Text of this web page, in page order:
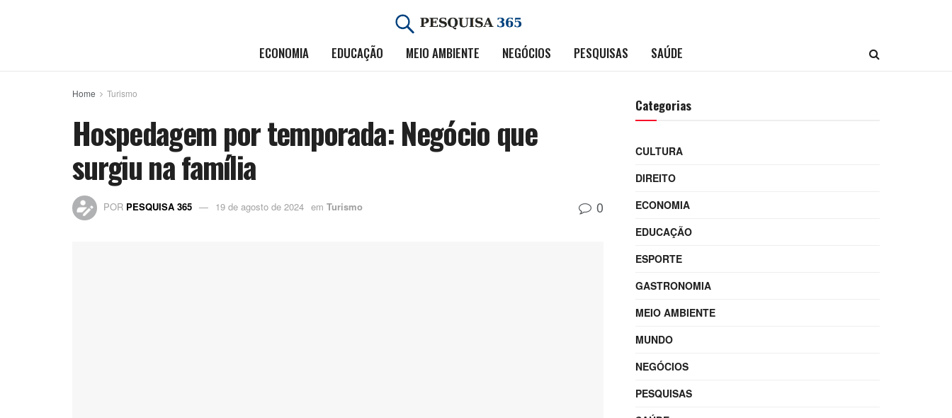
ECONOMIA EDUCAÇÃO MEIO AMBIENTE NEGÓCIOS PESQUISAS SAÚDE
Home Turismo
Hospedagem por temporada: Negócio que
surgiu na família
POR PESQUISA 365 19 de agosto de 2024 em Turismo 0
Categorias
CULTURA
DIREITO
ECONOMIA
EDUCAÇÃO
ESPORTE
GASTRONOMIA
MEIO AMBIENTE
MUNDO
NEGÓCIOS
PESQUISAS